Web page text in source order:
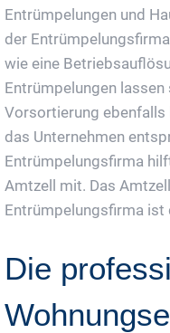
Entrümpelungen und
der
wie eine
Entrümpelungen
Vorsortierung
das Unternehmen
Entrümpelungsfirma
Amtzell mit. Das
Entrümpelungsfirma ist
Die